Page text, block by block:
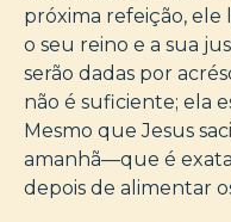
próxima refeição, ele
o seu reino e a sua
serão dadas por
não é suficiente; ela
Mesmo que Jesus
amanhã—que é
depois de alimentar